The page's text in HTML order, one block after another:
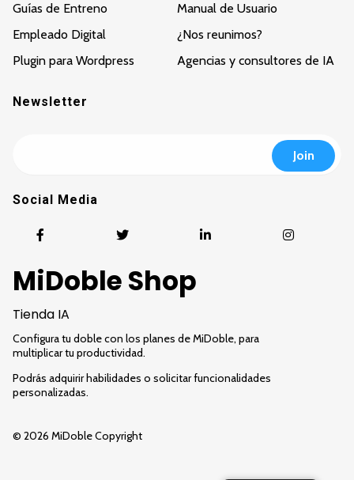
MiDoble Shop
Tienda IA
Configura tu doble con los planes de MiDoble, para
multiplicar tu productividad.
Podrás adquirir habilidades o solicitar funcionalidades
personalizadas.
© 2026 MiDoble Copyright
Manual de Usuario
¿Nos reunimos?
Agencias y consultores de IA
Guías de Entreno
Empleado Digital
Plugin para Wordpress
Newsletter
Social Media